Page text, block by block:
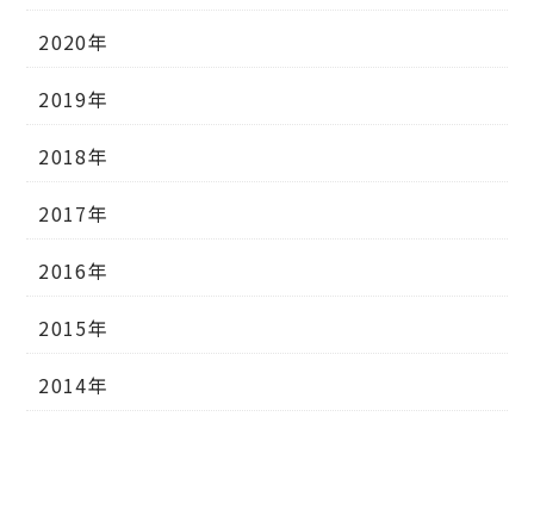
2020年
2019年
2018年
2017年
2016年
2015年
2014年